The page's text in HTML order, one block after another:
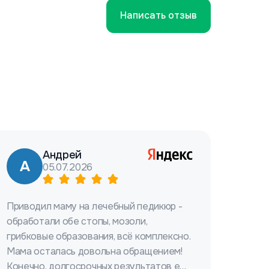
Написать отзыв
А
Андрей
05.07.2026
Приводил маму на лечебный педикюр -
обработали обе стопы, мозоли,
грибковые образования, всё комплексно.
Мама осталась довольна обращением!
Конечно, долгосрочных результатов ещё